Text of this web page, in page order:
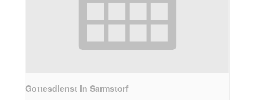
Gottesdienst in Sarmstorf